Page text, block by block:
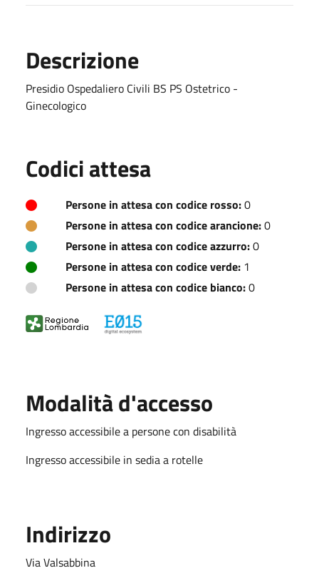
Descrizione
Presidio Ospedaliero Civili BS PS Ostetrico -
Ginecologico
Codici attesa
Persone in attesa con codice rosso:0
Persone in attesa con codice arancione:0
Persone in attesa con codice azzurro:0
Persone in attesa con codice verde: 1
Persone in attesa con codice bianco:0
Modalità d'accesso
Ingresso accessibile a persone con disabilità
Ingresso accessibile in sedia a rotelle
Indirizzo
Via Valsabbina